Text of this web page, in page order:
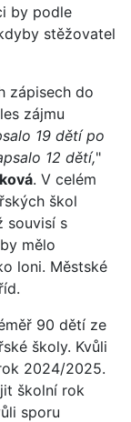
by podle
stěžovatel
zápisech do
zájmu
19 dětí po
12 dětí,"
. V celém
škol
souvisí s
mělo
loni. Městské
90 dětí ze
školy. Kvůli
2024/2025.
školní rok
sporu